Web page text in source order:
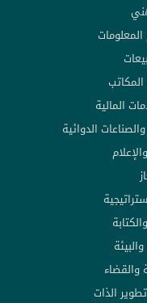
المكاتب
المالية
الدوائية
والقضاء
الذات